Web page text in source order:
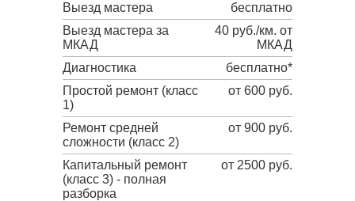
Выезд мастера
бесплатно
Выезд мастера за
МКАД
40 руб./км. от
МКАД
Диагностика
бесплатно*
Простой ремонт (класс
1)
от 600 руб.
Ремонт средней
сложности (класс 2)
от 900 руб.
Капитальный ремонт
(класс 3) - полная
разборка
от 2500 руб.